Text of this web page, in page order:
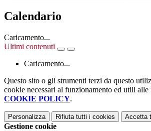
Calendario
Caricamento...
Ultimi contenuti
Caricamento...
Questo sito o gli strumenti terzi da questo
cookie necessari al funzionamento ed utili
COOKIE POLICY.
Personalizza Rifiuta tutti i cookies Accetta
Gestione cookie